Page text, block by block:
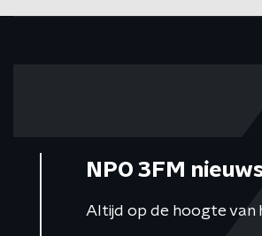
NPO 3FM
Altijd op de hoogte van